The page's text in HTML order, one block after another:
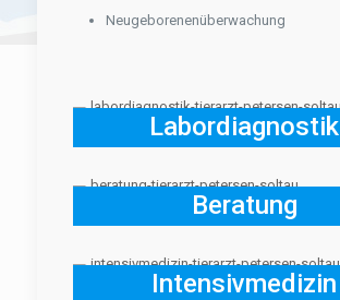
Neugeborenenüberwachung
Labordiagnostik
Beratung
Intensivmedizin